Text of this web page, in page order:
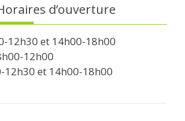
d’ouverture
12h30 et 14h00-18h00
12h00
12h30 et 14h00-18h00